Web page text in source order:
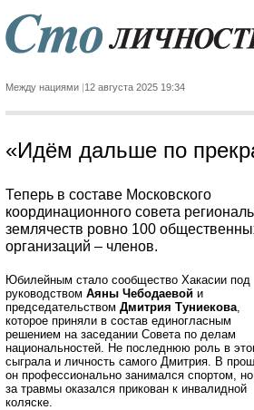
Между нациями 12 августа 2025 19:34
«Идём дальше по
Теперь в составе Московского
координационного совета
землячеств ровно 100
организаций – членов.
Юбилейным стало сообщество Хакасии под
руководством Аяны Чебодаевой и
председательством Дмитрия Туниекова,
которое приняли в состав единогласным
решением на заседании Совета по делам
национальностей. Не последнюю роль в
сыграла и личность самого Дмитрия. В
он профессионально занимался спортом,
за травмы оказался прикован к инвалидной
коляске.